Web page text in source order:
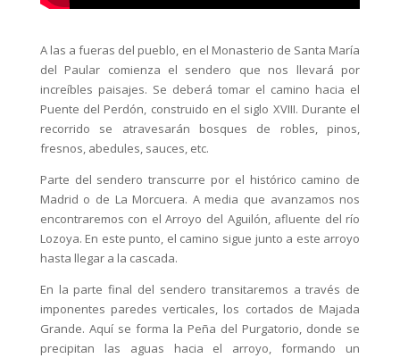
A las a fueras del pueblo, en el Monasterio de Santa María
del Paular comienza el sendero que nos llevará por
increíbles paisajes. Se deberá tomar el camino hacia el
Puente del Perdón, construido en el siglo XVIII. Durante el
recorrido se atravesarán bosques de robles, pinos,
fresnos, abedules, sauces, etc.
Parte del sendero transcurre por el histórico camino de
Madrid o de La Morcuera. A media que avanzamos nos
encontraremos con el Arroyo del Aguilón, afluente del río
Lozoya. En este punto, el camino sigue junto a este arroyo
hasta llegar a la cascada.
En la parte final del sendero transitaremos a través de
imponentes paredes verticales, los cortados de Majada
Grande. Aquí se forma la Peña del Purgatorio, donde se
precipitan las aguas hacia el arroyo, formando un